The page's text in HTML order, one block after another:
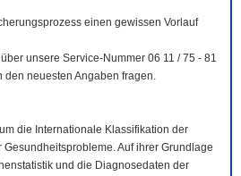
einen gewissen Vorlauf
unsere Service-Nummer 06 11 / 75 - 81
neuesten Angaben fragen.
die Internationale Klassifikation der
Auf ihrer Grundlage
und die Diagnosedaten der